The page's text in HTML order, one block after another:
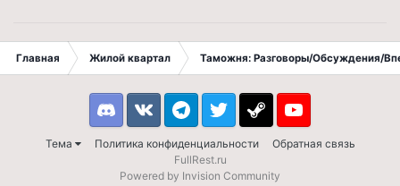
Главная Жилой квартал Таможня: Разговоры/Обсуждения/
Тема Политика конфиденциальности Обратная связь
DiscordVK TelegramTwitter Steam Youtube
FullRest.ru
Powered by Invision Community